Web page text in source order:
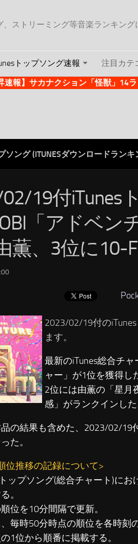
、ストリーミング等音楽ランキン
トップソング速報 注目カテ
速報】サカナクション「怪獣」14
ソング (ITUNESダウンロードランキ
19付iTunes
「アドベン
薫、3位に10-
2023/02/19付の
ます。
最新のiTunes総合チャ
ャー」が1位を獲得し
2位には由薫の「星月
感」がランクインした
の結果も含めた、2023/02/19
た。
位推移の記録について>
トップソング(総合チャート)に
。
位を10分間隔で更新。
毎時50分時点の順位を各時刻
1位から順番に掲載する。